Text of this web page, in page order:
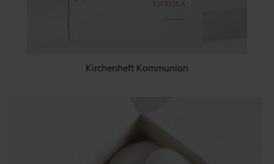
Kirchenheft Kommunion